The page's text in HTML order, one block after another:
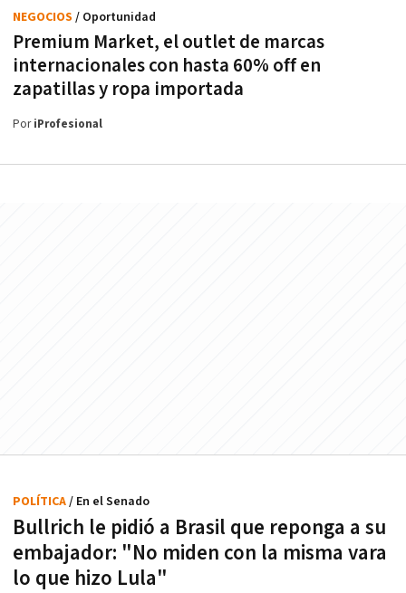
Premium Market, el outlet de marcas
internacionales con hasta 60% off en
zapatillas y ropa importada
NEGOCIOS / Oportunidad
PoriProfesional
Bullrich le pidió a Brasil que reponga a su
embajador: "No miden con la misma vara
lo que hizo Lula"
POLÍTICA/ En el Senado